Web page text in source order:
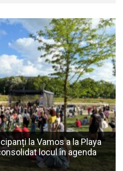
la Vamos a la Playa
locul în agenda